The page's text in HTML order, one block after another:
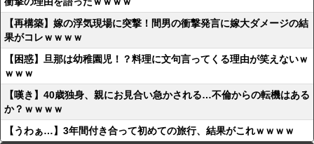
【再構築】嫁の浮気現場に突撃！間男の衝撃発言に嫁大ダメージの結
果がコレｗｗｗｗ
【困惑】旦那は幼稚園児！？料理に文句言ってくる理由が笑えないｗ
ｗｗｗ
【嘆き】40歳独身、親にお見合い急かされる…不倫からの転機はある
か？ｗｗｗｗ
【うわぁ…】3年間付き合って初めての旅行、結果がこれｗｗｗｗ